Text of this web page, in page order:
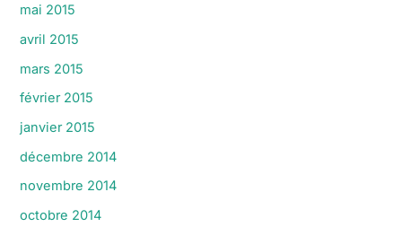
mai 2015
avril 2015
mars 2015
février 2015
janvier 2015
décembre 2014
novembre 2014
octobre 2014